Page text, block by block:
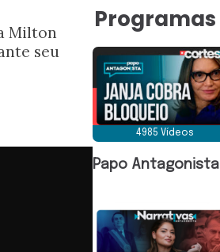
Milton
seu
Programas
4985 Vídeos
Papo Antagonista